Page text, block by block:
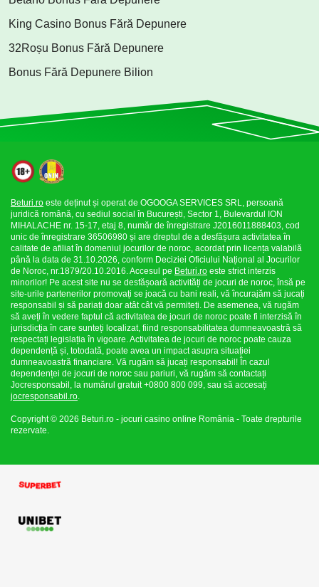
King Casino Bonus Fără Depunere
32Roșu Bonus Fără Depunere
Bonus Fără Depunere Bilion
Beturi.ro este deținut și operat de OGOOGA SERVICES SRL, persoană
juridică română, cu sediul social în București, Sector 1, Bulevardul ION
MIHALACHE nr. 15-17, etaj 8, număr de înregistrare J2016011888403, cod
unic de înregistrare 36506980 și are dreptul de a desfășura activitatea în
calitate de afiliat în domeniul jocurilor de noroc, acordat prin licența valabilă
până la data de 31.10.2026, conform Deciziei Oficiului Național al Jocurilor
de Noroc, nr.1879/20.10.2016. Accesul pe Beturi.ro este strict interzis
minorilor! Pe acest site nu se desfășoară activități de jocuri de noroc, însă pe
site-urile partenerilor promovați se joacă cu bani reali, vă încurajăm să jucați
responsabil și să pariați doar atât cât vă permiteți. De asemenea, vă rugăm
să aveți în vedere faptul că activitatea de jocuri de noroc poate fi interzisă în
jurisdicția în care sunteți localizat, fiind responsabilitatea dumneavoastră să
respectați legislația în vigoare. Activitatea de jocuri de noroc poate cauza
dependență și, totodată, poate avea un impact asupra situației
dumneavoastră financiare. Vă rugăm să jucați responsabil! În cazul
dependenței de jocuri de noroc sau pariuri, vă rugăm să contactați
Jocresponsabil, la numărul gratuit +0800 800 099, sau să accesați
jocresponsabil.ro.
Copyright © 2026 Beturi.ro - jocuri casino online România - Toate drepturile
rezervate.